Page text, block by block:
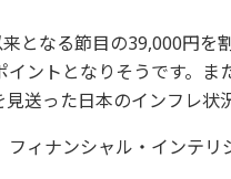
となる節目の39,000円を
イントとなりそうです。
送った日本のインフレ状
フィナンシャル・インテリ